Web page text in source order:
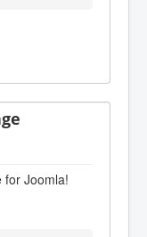
for Joomla!